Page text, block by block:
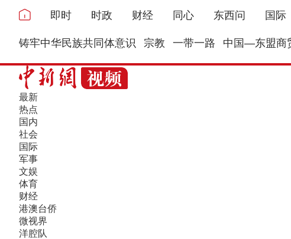
即时 时政 财经 同心 东西问 国际
铸牢中华民族共同体意识 宗教 一带一路 中国—东盟商
最新
热点
国内
社会
国际
军事
文娱
体育
财经
港澳台侨
微视界
洋腔队